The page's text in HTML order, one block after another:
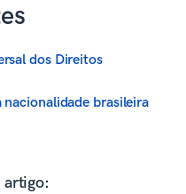
dos Direitos
brasileira
artigo: